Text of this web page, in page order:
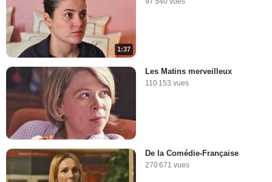
1:37
Les Matins merveilleux
110 153 vues
De la Comédie-Française
270 671 vues